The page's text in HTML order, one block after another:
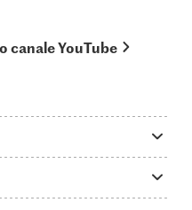
canale YouTube